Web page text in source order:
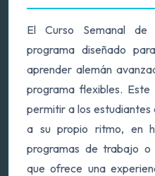
El Curso Semanal de
programa diseñado
aprender alemán
programa flexibles.
permitir a los
a su propio ritmo, en
programas de trabajo o
que ofrece una